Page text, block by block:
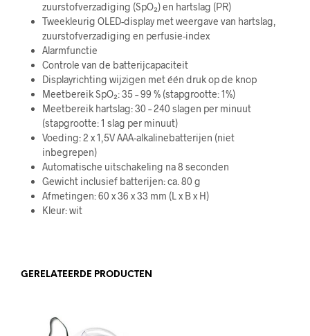
zuurstofverzadiging (SpO₂) en hartslag (PR)
Tweekleurig OLED-display met weergave van hartslag,
zuurstofverzadiging en perfusie-index
Alarmfunctie
Controle van de batterijcapaciteit
Displayrichting wijzigen met één druk op de knop
Meetbereik SpO₂: 35 – 99 % (stapgrootte: 1%)
Meetbereik hartslag: 30 – 240 slagen per minuut
(stapgrootte: 1 slag per minuut)
Voeding: 2 x 1,5V AAA-alkalinebatterijen (niet
inbegrepen)
Automatische uitschakeling na 8 seconden
Gewicht inclusief batterijen: ca. 80 g
Afmetingen: 60 x 36 x 33 mm (L x B x H)
Kleur: wit
GERELATEERDE PRODUCTEN